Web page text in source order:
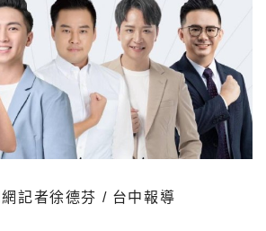
記者徐德芬 / 台中報導